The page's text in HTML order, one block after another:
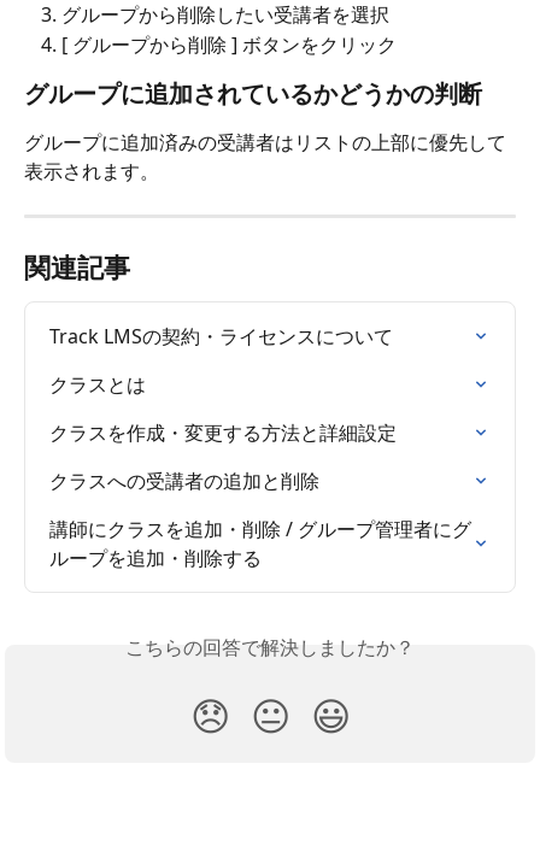
グループから削除したい受講者を選択
[ グループから削除 ] ボタンをクリック
グループに追加されているかどうかの判断
グループに追加済みの受講者はリストの上部に優先して
表示されます。
関連記事
Track LMSの契約・ライセンスについて
クラスとは
クラスを作成・変更する方法と詳細設定
クラスへの受講者の追加と削除
講師にクラスを追加・削除 / グループ管理者にグ
ループを追加・削除する
こちらの回答で解決しましたか？
😞 😐 😃